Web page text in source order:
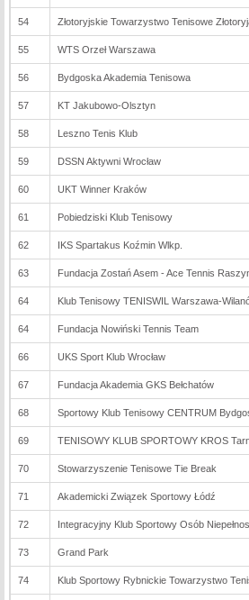
54 Złotoryjskie Towarzystwo Tenisowe
55 WTS Orzeł Warszawa
56 Bydgoska Akademia Tenisowa
57 KT Jakubowo-Olsztyn
58 Leszno Tenis Klub
59 DSSN Aktywni Wrocław
60 UKT Winner Kraków
61 Pobiedziski Klub Tenisowy
62 IKS Spartakus Koźmin Wlkp.
63 Fundacja Zostań Asem - Ace Tennis
64 Klub Tenisowy TENISWIL Warszawa-
64 Fundacja Nowiński Tennis Team
66 UKS Sport Klub Wrocław
67 Fundacja Akademia GKS Bełchatów
68 Sportowy Klub Tenisowy CENTRUM
69 TENISOWY KLUB SPORTOWY KROS
70 Stowarzyszenie Tenisowe Tie Break
71 Akademicki Związek Sportowy Łódź
72 Integracyjny Klub Sportowy Osób
73 Grand Park
74 Klub Sportowy Rybnickie Towarzystwo